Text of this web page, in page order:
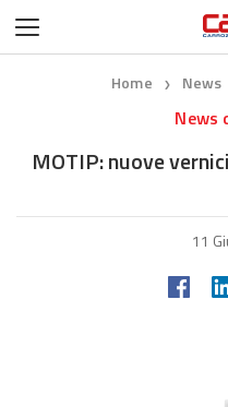
Home ❯ News
News
MOTIP: nuove
11